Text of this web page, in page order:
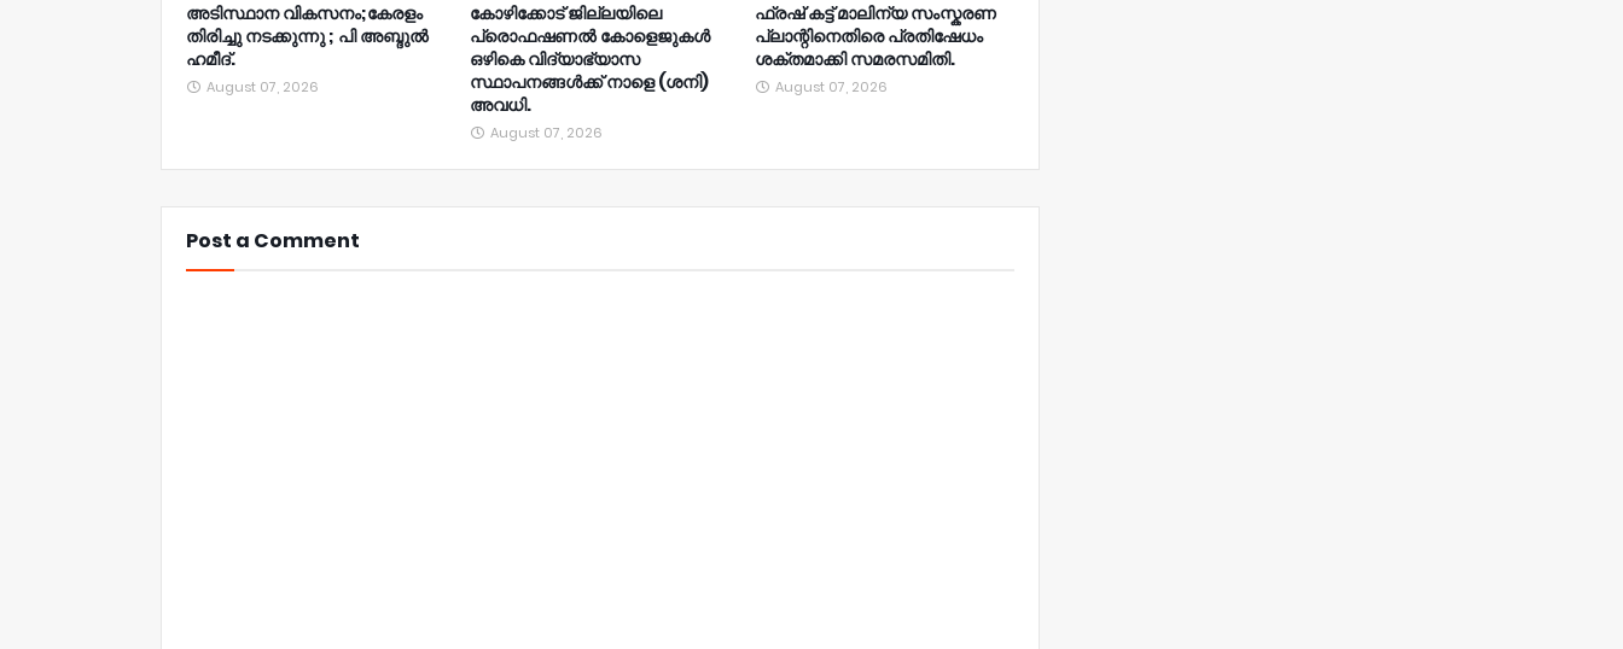
അടിസ്ഥാന വികസനം;കേരളം
തിരിച്ചു നടക്കുന്നു ; പി അബ്ദുൽ
ഹമീദ്.
August 07, 2026
കോഴിക്കോട് ജില്ലയിലെ
പ്രൊഫഷണൽ കോളെജുകൾ
ഒഴികെ വിദ്യാഭ്യാസ
സ്ഥാപനങ്ങൾക്ക് നാളെ (ശനി)
അവധി.
August 07, 2026
ഫ്രഷ് കട്ട് മാലിന്യ സംസ്കരണ
പ്ലാന്റിനെതിരെ പ്രതിഷേധം
ശക്തമാക്കി സമരസമിതി.
August 07, 2026
Post a Comment